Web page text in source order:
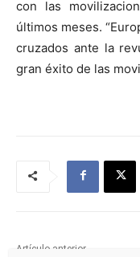
con las
últimos meses.
cruzados ante la
gran éxito de las
Artículo anterior